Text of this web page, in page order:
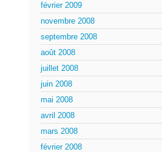
février 2009
novembre 2008
septembre 2008
août 2008
juillet 2008
juin 2008
mai 2008
avril 2008
mars 2008
février 2008